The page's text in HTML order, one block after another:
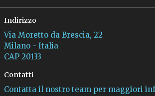
Indirizzo
Via Moretto da Brescia, 22
Milano - Italia
CAP 20133
Contatti
Contatta il nostro team per maggiori